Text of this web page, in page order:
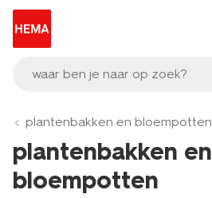
waar ben je naar op zoek?
plantenbakken en bloempotten
plantenbakken en
bloempotten